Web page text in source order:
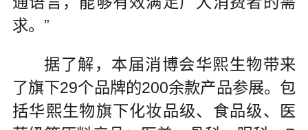
求。”
据了解，本届消博会华熙生物带来
了旗下29个品牌的200余款产品参展。包
括华熙生物旗下化妆品级、食品级、医